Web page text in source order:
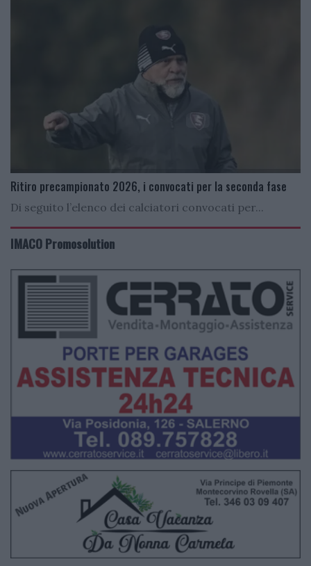
Ritiro precampionato 2026, i convocati per la seconda fase
Di seguito l’elenco dei calciatori convocati per...
IMACO Promosolution